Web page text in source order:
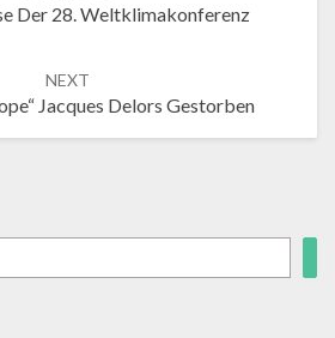
Der 28. Weltklimakonferenz
NEXT
Jacques Delors Gestorben